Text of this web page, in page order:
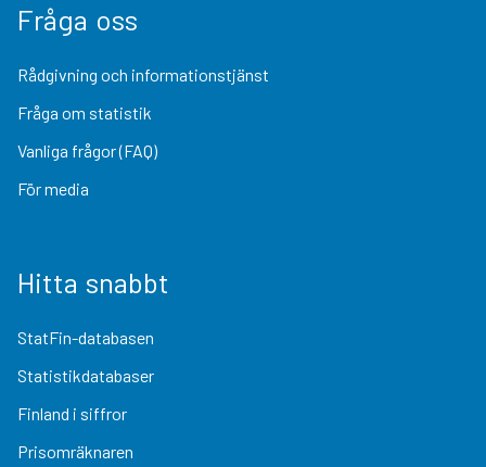
Fråga oss
Rådgivning och informationstjänst
Fråga om statistik
Vanliga frågor (FAQ)
För media
Hitta snabbt
StatFin-databasen
Statistikdatabaser
Finland i siffror
Prisomräknaren